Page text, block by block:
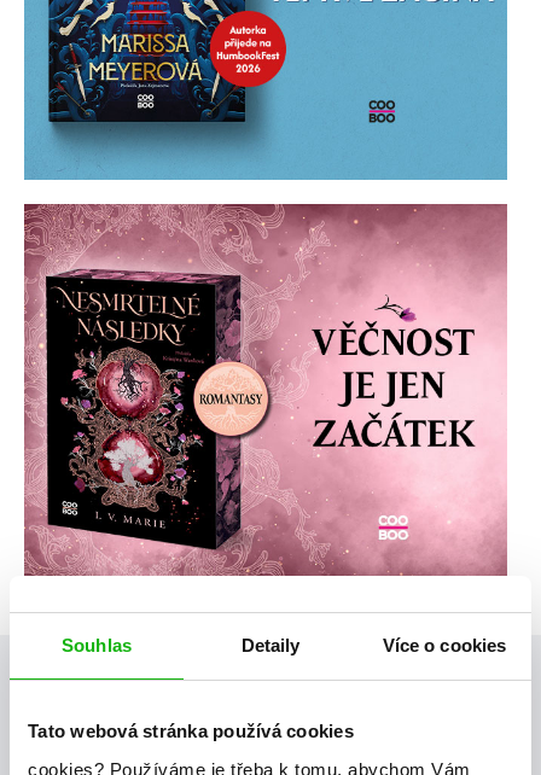
Souhlas Detaily Více o cookies
Tato webová stránka používá cookies
cookies? Používáme je třeba k tomu, abychom Vám
Posty, které by tě mohly zajímat
humbookfest